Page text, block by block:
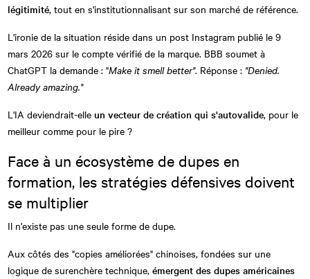
légitimité, tout en s'institutionnalisant sur son marché de référence.
L'ironie de la situation réside dans un post Instagram publié le 9
mars 2026 sur le compte vérifié de la marque. BBB soumet à
ChatGPT la demande : "Make it smell better". Réponse : "Denied.
Already amazing."
L'IA deviendrait-elleun vecteur de création qui s'autovalide, pour le
meilleur comme pour le pire ?
Face à un écosystème de dupes en
formation, les stratégies défensives doivent
se multiplier
Il n'existe pas une seule forme de dupe.
Aux côtés des "copies améliorées" chinoises, fondées sur une
logique de surenchère technique,émergent des dupes américaines